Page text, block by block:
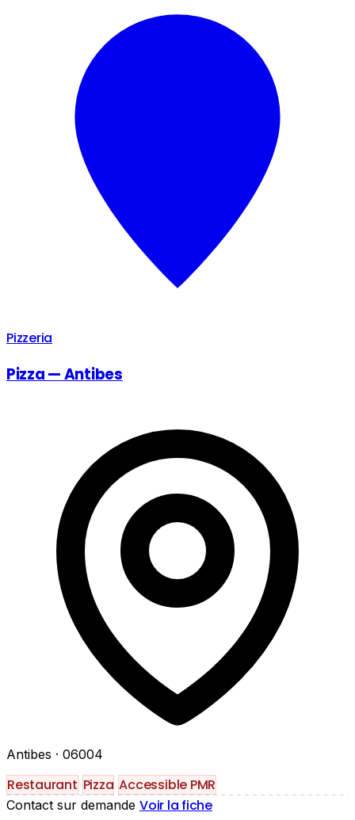
Pizzeria
Pizza — Antibes
Antibes · 06004
Restaurant Pizza Accessible PMR
Contact sur demande Voir la fiche